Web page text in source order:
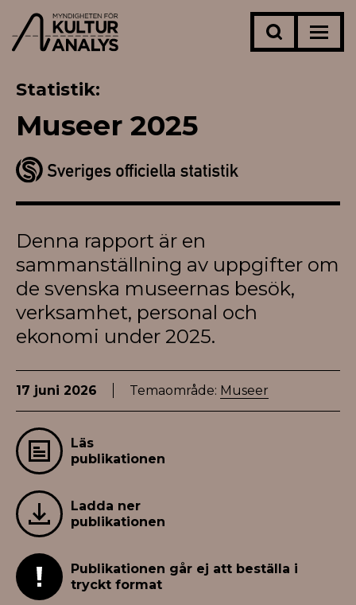
Statistik
Museer 2025
Denna rapport är en
sammanställning av uppgifter om
de svenska museernas besök,
verksamhet, personal och
ekonomi under 2025.
17 juni 2026 Temaområde: Museer
Läs
publikationen
Ladda ner
publikationen
Publikationen går ej att beställa i
tryckt format